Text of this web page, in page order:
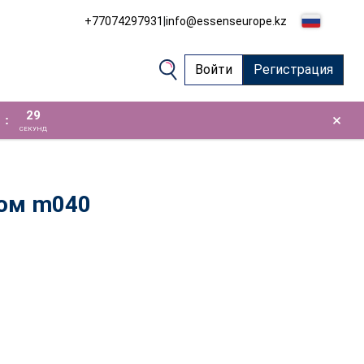
+77074297931|info@essenseurope.kz
Войти Регистрация
: 28
СЕКУНД ×
m040